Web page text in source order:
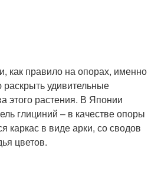
как правило на опорах, именно
раскрыть удивительные
этого растения. В Японии
глициний – в качестве опоры
каркас в виде арки, со сводов
цветов.